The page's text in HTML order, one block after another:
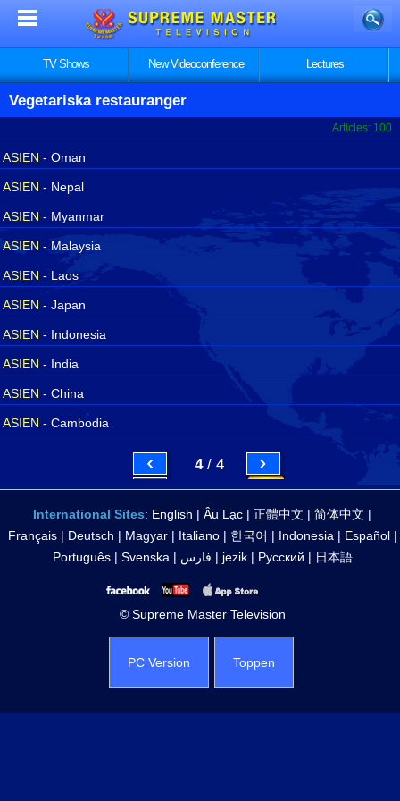
TV Shows New Videoconference Lectures
Vegetariska restauranger
Articles: 100
ASIEN - Oman
ASIEN - Nepal
ASIEN - Myanmar
ASIEN - Malaysia
ASIEN - Laos
ASIEN - Japan
ASIEN - Indonesia
ASIEN - India
ASIEN - China
ASIEN - Cambodia
4/ 4
International Sites: English | Âu Lạc | 正體中文 | 简体中文 |
Français| Deutsch | Magyar| Italiano| 한국어 | Indonesia | Español|
Português| Svenska | فارس | jezik| Русский | 日本語
© Supreme Master Television
PC Version Toppen